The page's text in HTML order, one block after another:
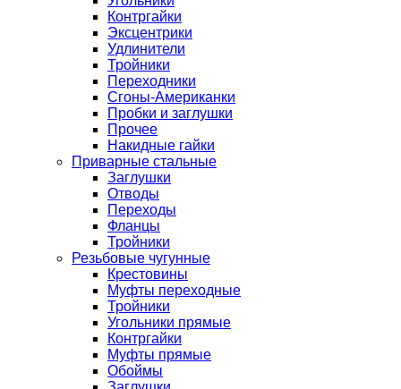
Контргайки
Эксцентрики
Удлинители
Тройники
Переходники
Сгоны-Американки
Пробки и заглушки
Прочее
Накидные гайки
Приварные стальные
Заглушки
Отводы
Переходы
Фланцы
Тройники
Резьбовые чугунные
Крестовины
Муфты переходные
Тройники
Угольники прямые
Контргайки
Муфты прямые
Обоймы